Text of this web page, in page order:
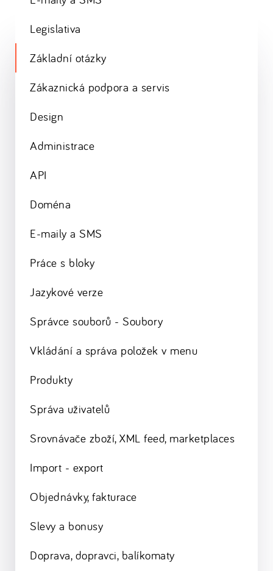
Legislativa
Základní otázky
Zákaznická podpora a servis
Design
Administrace
API
Doména
E-maily a SMS
Práce s bloky
Jazykové verze
Správce souborů - Soubory
Vkládání a správa položek v menu
Produkty
Správa uživatelů
Srovnávače zboží, XML feed, marketplaces
Import - export
Objednávky, fakturace
Slevy a bonusy
Doprava, dopravci, balíkomaty